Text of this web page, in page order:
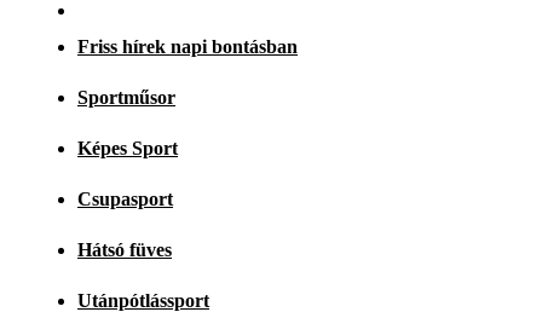
Friss hírek napi bontásban
Sportműsor
Képes Sport
Csupasport
Hátsó füves
Utánpótlássport